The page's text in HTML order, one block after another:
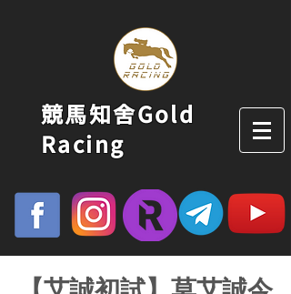
競馬知舍Gold
Racing